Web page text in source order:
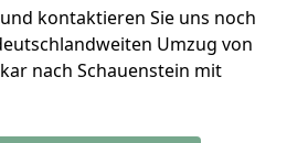
und kontaktieren Sie uns noch
Umzug von
nach Schauenstein mit